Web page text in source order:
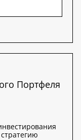
Портфеля